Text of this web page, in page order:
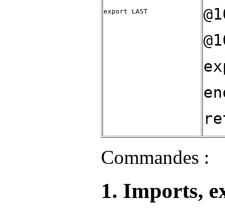
export LAST
Commandes :
1. Imports,